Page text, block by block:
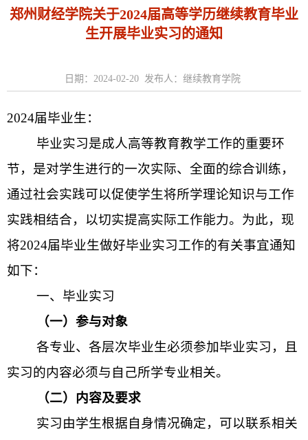
郑州财经学院关于2024届高等学历继续教育毕业
生开展毕业实习的通知
日期：2024-02-20 发布人：继续教育学院
2024届毕业生：
毕业实习是成人高等教育教学工作的重要环
节，是对学生进行的一次实际、全面的综合训练，
通过社会实践可以促使学生将所学理论知识与工作
实践相结合，以切实提高实际工作能力。为此，现
将2024届毕业生做好毕业实习工作的有关事宜通知
如下：
一、毕业实习
（一）参与对象
各专业、各层次毕业生必须参加毕业实习，且
实习的内容必须与自己所学专业相关。
（二）内容及要求
实习由学生根据自身情况确定，可以联系相关